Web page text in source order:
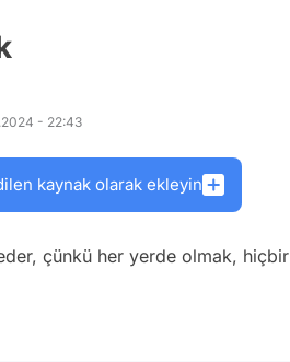
- 22:43
kaynak olarak ekleyin
çünkü her yerde olmak, hiçbir